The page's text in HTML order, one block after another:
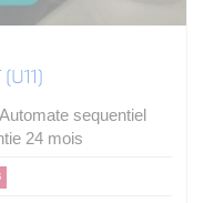
sequentiel
24 mois